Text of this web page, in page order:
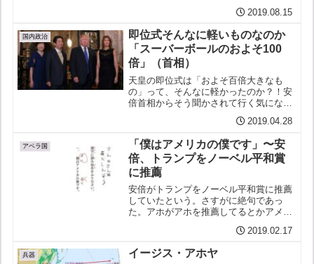
挙後に発表すればいいじゃないか へ
い！駐留費は５倍だ！ へい！ペ
ルシャ湾に自衛隊だ！ へい！憲...
2019.08.15
国内政治
即位式そんなに軽いものなのか
「スーバーボールのおよそ100
倍」（首相）
天皇の即位式は「およそ百倍大きなも
の」って、そんなに軽かったのか？！安
倍首相からそう聞かされて行く気になっ
田基地から入国して即位式に臨んだりし
たら、令和の日本はアメリカの植民地で
あります、軍事占領下であり...
2019.04.28
アベラ国
「僕はアメリカの僕です」〜安
倍、トランプをノーベル平和賞
に推薦
安倍がトランプをノーベル平和賞に推薦
していたという。さすがに絶句であっ
た。アホがアホを推薦してるとかアメリ
そんな生易しいものではない世界最大の
戦争国家世界最大の死の商人国家そのア
メリカの大統領と結託して日...
2019.02.17
兵器 イージス・アホヤ